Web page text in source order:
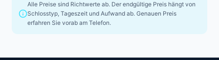
Alle Preise sind Richtwerte ab. Der endgültige Preis hängt von
Schlosstyp, Tageszeit und Aufwand ab. Genauen Preis
erfahren Sie vorab am Telefon.